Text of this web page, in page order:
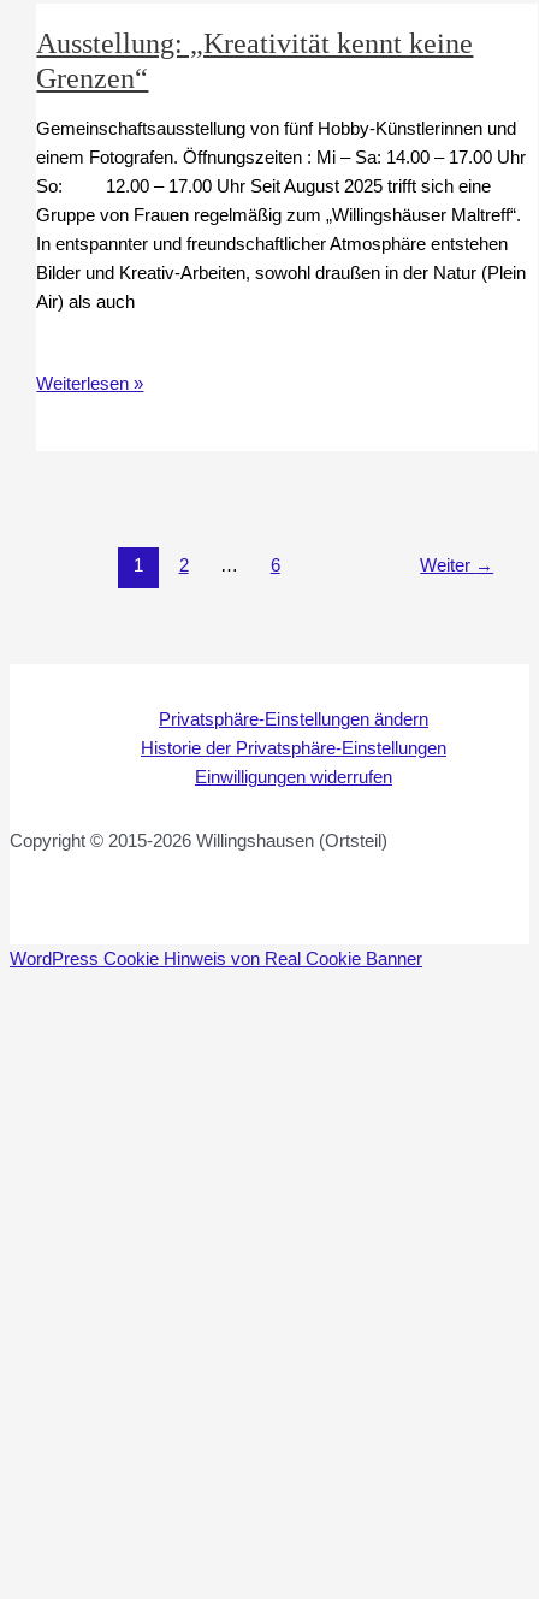
Ausstellung: „Kreativität kennt keine
Grenzen“
Gemeinschaftsausstellung von fünf Hobby-Künstlerinnen und
einem Fotografen. Öffnungszeiten : Mi – Sa: 14.00 – 17.00 Uhr
So: 12.00 – 17.00 Uhr Seit August 2025 trifft sich eine
Gruppe von Frauen regelmäßig zum „Willingshäuser Maltreff“.
In entspannter und freundschaftlicher Atmosphäre entstehen
Bilder und Kreativ-Arbeiten, sowohl draußen in der Natur (Plein
Air) als auch
Ausstellung:
Weiterlesen »
1 2 … 6 Weiter →
Privatsphäre-Einstellungen ändern
Historie der Privatsphäre-Einstellungen
Einwilligungen widerrufen
Copyright © 2015-2026 Willingshausen (Ortsteil)
WordPress Cookie Hinweis von Real Cookie Banner